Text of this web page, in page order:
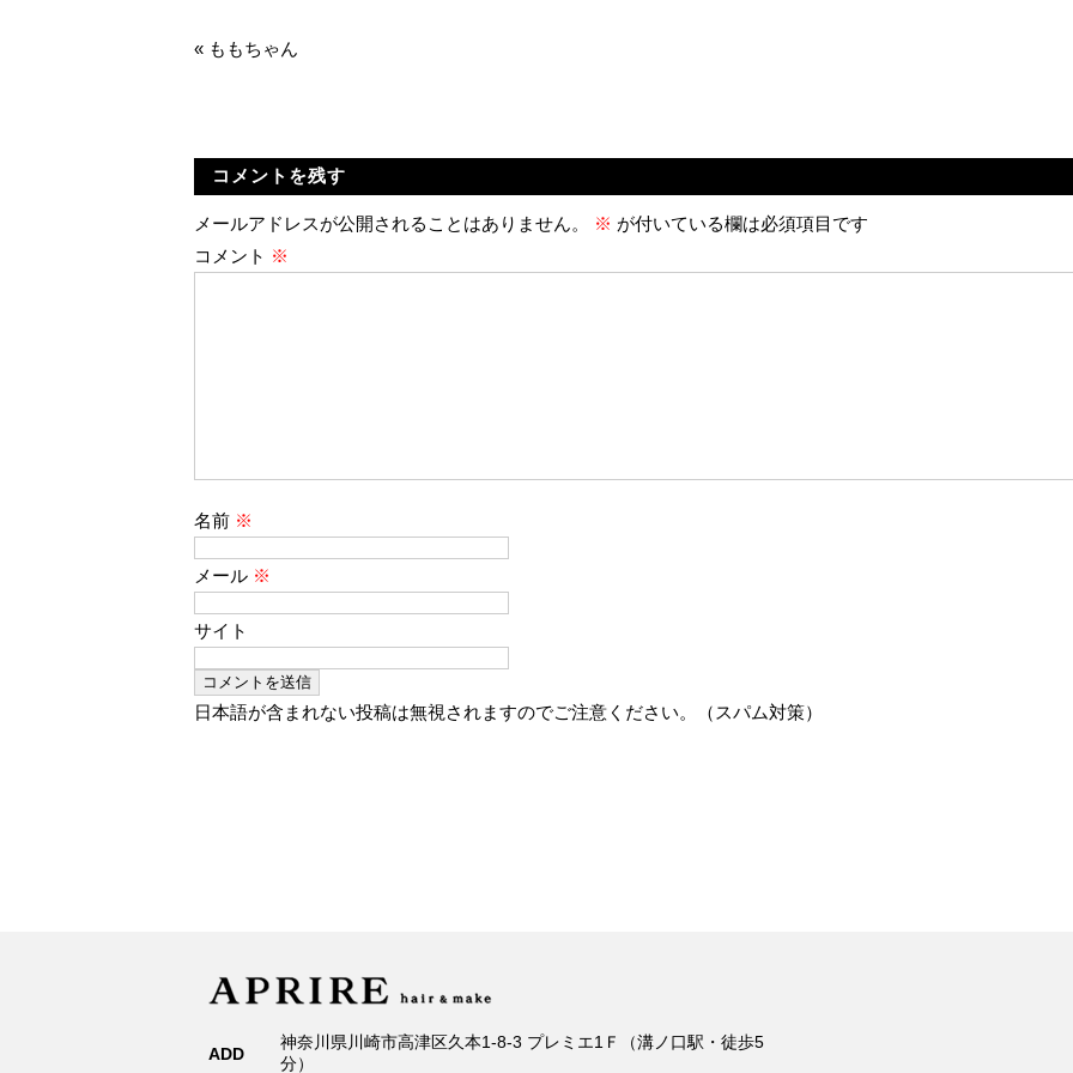
« ももちゃん
コメントを残す
メールアドレスが公開されることはありません。 ※ が付いている欄は必須項目です
コメント ※
名前 ※
メール ※
サイト
日本語が含まれない投稿は無視されますのでご注意ください。（スパム対策）
ADD
神奈川県川崎市高津区久本1-8-3 プレミエ1Ｆ（溝ノ口駅・徒歩5
分）